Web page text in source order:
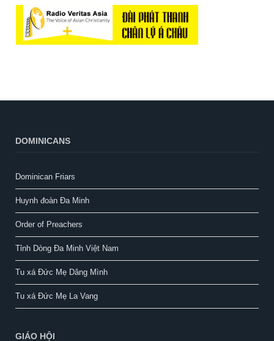
DOMINICANS
Dominican Friars
Huynh đoàn Đa Minh
Order of Preachers
Tỉnh Dòng Đa Minh Việt Nam
Tu xá Đức Mẹ Dâng Mình
Tu xá Đức Mẹ La Vang
GIÁO HỘI